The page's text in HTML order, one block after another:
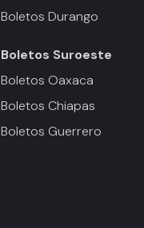
Boletos Durango
Boletos Suroeste
Boletos Oaxaca
Boletos Chiapas
Boletos Guerrero